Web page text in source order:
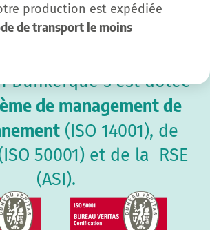
production est expédiée
de transport le moins
Dunkerque s’est dotée
de management de
(ISO 14001), de
50001) et de la RSE
(ASI).